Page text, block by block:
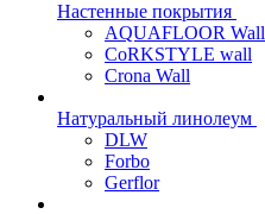
Настенные покрытия
AQUAFLOOR Wall
CoRKSTYLE wall
Crona Wall
Натуральный линолеум
DLW
Forbo
Gerflor